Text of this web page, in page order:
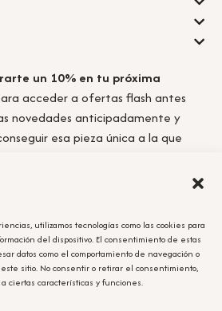
utilizamos tecnologías como las cookies para
del dispositivo. El consentimiento de estas
datos como el comportamiento de navegación o
sitio. No consentir o retirar el consentimiento,
ciertas características y funciones.
un 10% en tu próxima
acceder a ofertas flash antes
novedades anticipadamente y
esa pieza única a la que
privacidad.
el cupón